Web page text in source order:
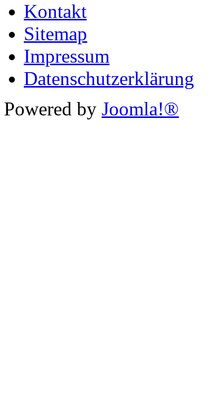
Kontakt
Sitemap
Impressum
Datenschutzerklärung
Powered by Joomla!®